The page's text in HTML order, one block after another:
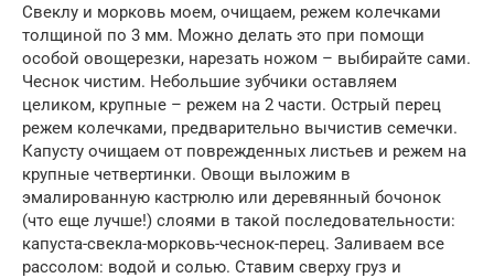
Свеклу и морковь моем, очищаем, режем колечками
толщиной по 3 мм. Можно делать это при помощи
особой овощерезки, нарезать ножом – выбирайте сами.
Чеснок чистим. Небольшие зубчики оставляем
целиком, крупные – режем на 2 части. Острый перец
режем колечками, предварительно вычистив семечки.
Капусту очищаем от поврежденных листьев и режем на
крупные четвертинки. Овощи выложим в
эмалированную кастрюлю или деревянный бочонок
(что еще лучше!) слоями в такой последовательности:
капуста-свекла-морковь-чеснок-перец. Заливаем все
рассолом: водой и солью. Ставим сверху груз и